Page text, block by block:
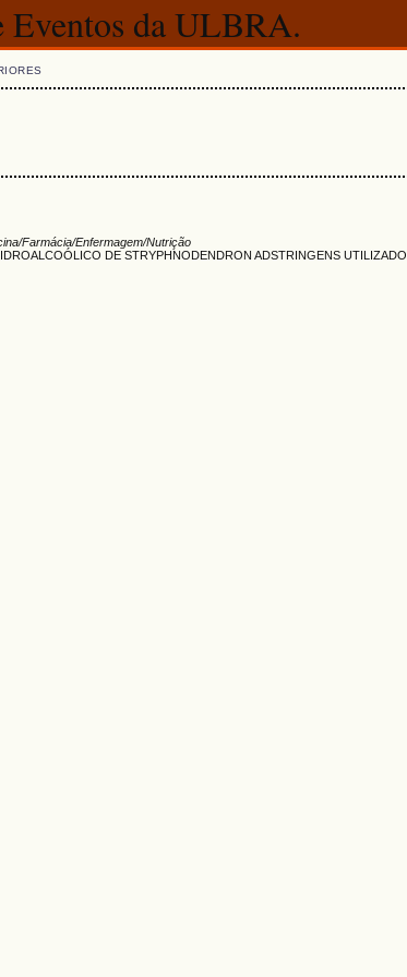
Eventos da ULBRA.
Farmácia/Enfermagem/Nutrição
DE STRYPHNODENDRON ADSTRINGENS UTILIZADO